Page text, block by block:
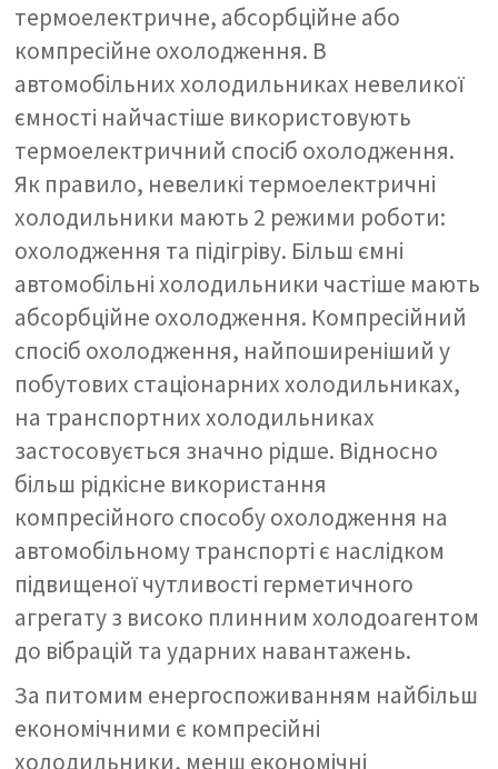
термоелектричне, абсорбційне або
компресійне охолодження. В
автомобільних холодильниках невеликої
ємності найчастіше використовують
термоелектричний спосіб охолодження.
Як правило, невеликі термоелектричні
холодильники мають 2 режими роботи:
охолодження та підігріву. Більш ємні
автомобільні холодильники частіше мають
абсорбційне охолодження. Компресійний
спосіб охолодження, найпоширеніший у
побутових стаціонарних холодильниках,
на транспортних холодильниках
застосовується значно рідше. Відносно
більш рідкісне використання
компресійного способу охолодження на
автомобільному транспорті є наслідком
підвищеної чутливості герметичного
агрегату з високо плинним холодоагентом
до вібрацій та ударних навантажень.
За питомим енергоспоживанням найбільш
економічними є компресійні
холодильники, менш економічні